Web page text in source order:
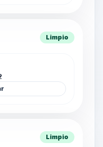
Limpio
Limpio